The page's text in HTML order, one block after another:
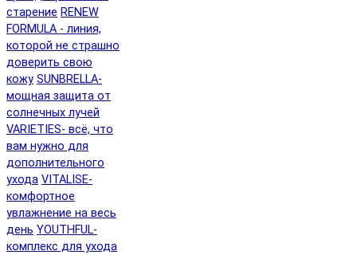
старение RENEW
FORMULA - линия,
которой не страшно
доверить свою
кожу SUNBRELLA-
мощная защита от
солнечных лучей
VARIETIES- всё, что
вам нужно для
дополнительного
ухода VITALISE-
комфортное
увлажнение на весь
день YOUTHFUL-
комплекс для ухода